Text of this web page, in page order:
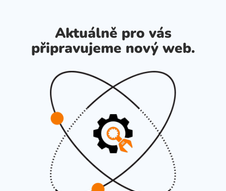
Aktuálně pro vás
připravujeme nový web.